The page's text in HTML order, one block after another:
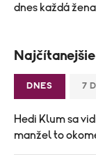
dnes každá
Najčítanejšie
DNES 7
Hedi Klum sa
manžel to